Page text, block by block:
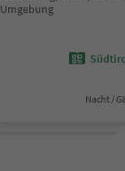
Umgebung
Nacht /